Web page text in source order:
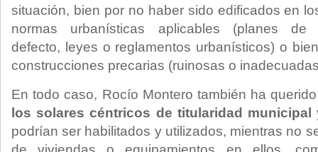
situación, bien por no haber sido edificados en
normas urbanísticas aplicables (planes
defecto, leyes o reglamentos urbanísticos) o
construcciones precarias (ruinosas o
En todo caso, Rocío Montero también ha
los solares céntricos de titularidad municipal
podrían ser habilitados y utilizados, mientras no